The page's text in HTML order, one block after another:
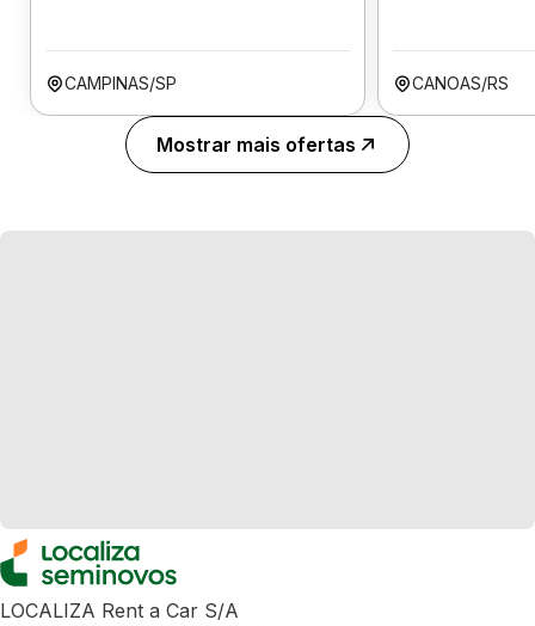
CAMPINAS/SP CANOAS/RS
Mostrar mais ofertas
LOCALIZA Rent a Car S/A